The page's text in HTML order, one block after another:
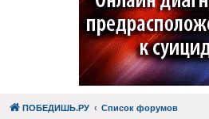
ПОБЕДИШЬ.РУ Список форумов